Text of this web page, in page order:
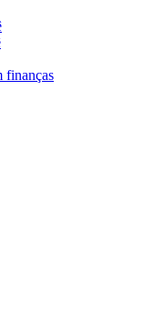
finanças